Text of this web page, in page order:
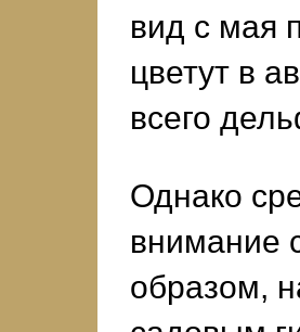
вид с мая
цветут в
всего
Однако
внимание
образом,